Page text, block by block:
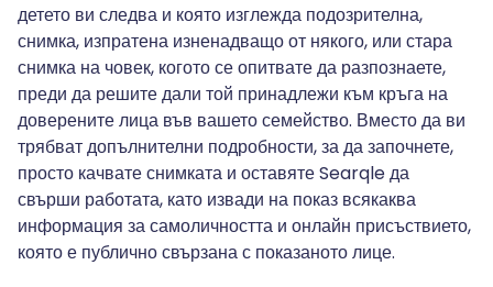
детето ви следва и която изглежда подозрителна,
снимка, изпратена изненадващо от някого, или стара
снимка на човек, когото се опитвате да разпознаете,
преди да решите дали той принадлежи към кръга на
доверените лица във вашето семейство. Вместо да ви
трябват допълнителни подробности, за да започнете,
просто качвате снимката и оставяте Searqle да
свърши работата, като извади на показ всякаква
информация за самоличността и онлайн присъствието,
която е публично свързана с показаното лице.